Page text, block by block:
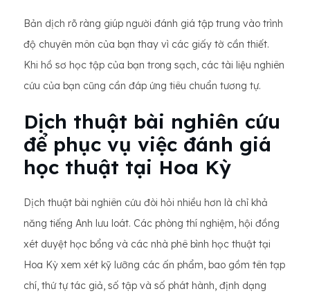
Bản dịch rõ ràng giúp người đánh giá tập trung vào trình
độ chuyên môn của bạn thay vì các giấy tờ cần thiết.
Khi hồ sơ học tập của bạn trong sạch, các tài liệu nghiên
cứu của bạn cũng cần đáp ứng tiêu chuẩn tương tự.
Dịch thuật bài nghiên cứu
để phục vụ việc đánh giá
học thuật tại Hoa Kỳ
Dịch thuật bài nghiên cứu đòi hỏi nhiều hơn là chỉ khả
năng tiếng Anh lưu loát. Các phòng thí nghiệm, hội đồng
xét duyệt học bổng và các nhà phê bình học thuật tại
Hoa Kỳ xem xét kỹ lưỡng các ấn phẩm, bao gồm tên tạp
chí, thứ tự tác giả, số tập và số phát hành, định dạng